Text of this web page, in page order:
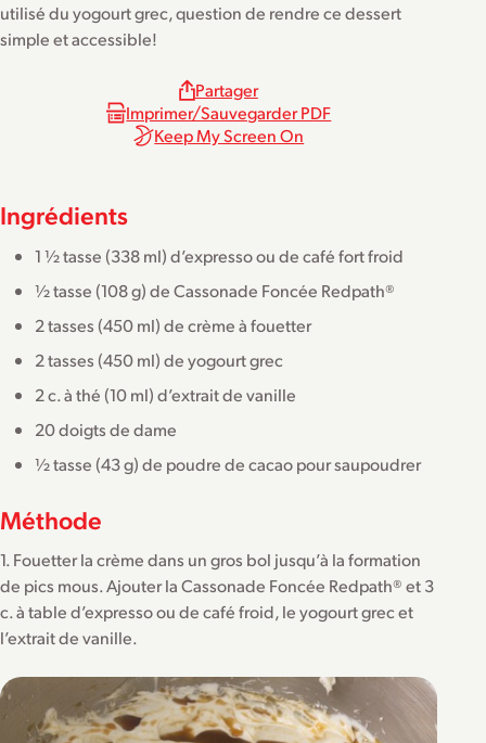
utilisé du yogourt grec, question de rendre ce dessert
simple et accessible!
Partager
Imprimer/Sauvegarder PDF
Keep My Screen On
Ingrédients
1 ½ tasse (338 ml) d’expresso ou de café fort froid
½ tasse (108 g) de Cassonade Foncée Redpath®
2 tasses (450 ml) de crème à fouetter
2 tasses (450 ml) de yogourt grec
2 c. à thé (10 ml) d’extrait de vanille
20 doigts de dame
½ tasse (43 g) de poudre de cacao pour saupoudrer
Méthode
1. Fouetter la crème dans un gros bol jusqu’à la formation
de pics mous. Ajouter la Cassonade Foncée Redpath® et 3
c. à table d’expresso ou de café froid, le yogourt grec et
l’extrait de vanille.